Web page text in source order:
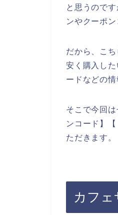
と思うので
ンやクーポ
だから、こ
安く購入し
ードなどの
そこで今回
ンコード】
ただきます。
カフェ